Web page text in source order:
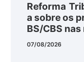
Reforma
a sobre os
BS/CBS
07/08/2026